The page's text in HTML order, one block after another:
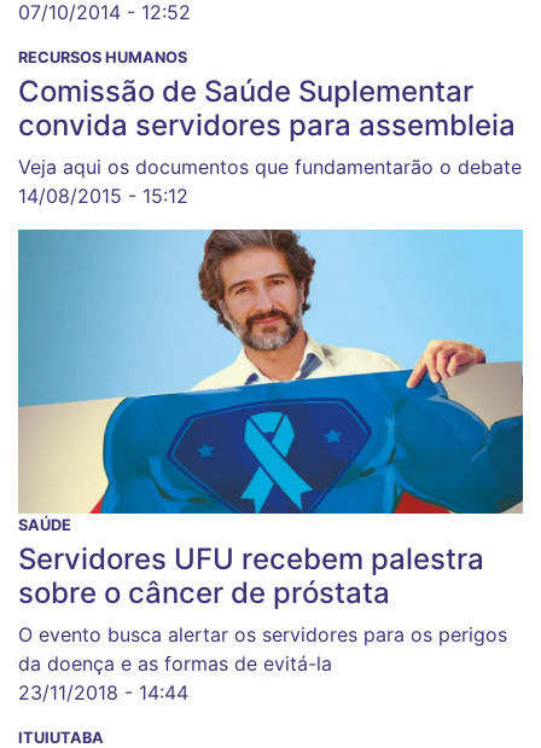
07/10/2014 - 12:52
RECURSOS HUMANOS
Comissão de Saúde Suplementar
convida servidores para assembleia
Veja aqui os documentos que fundamentarão o debate
14/08/2015 - 15:12
SAÚDE
Servidores UFU recebem palestra
sobre o câncer de próstata
O evento busca alertar os servidores para os perigos
da doença e as formas de evitá-la
23/11/2018 - 14:44
ITUIUTABA